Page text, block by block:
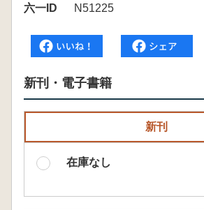
六一ID
N51225
新刊・電子書籍
新刊
在庫なし